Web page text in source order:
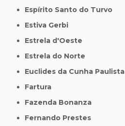
Espírito Santo do Turvo
Estiva Gerbi
Estrela d'Oeste
Estrela do Norte
Euclides da Cunha Paulista
Fartura
Fazenda Bonanza
Fernando Prestes